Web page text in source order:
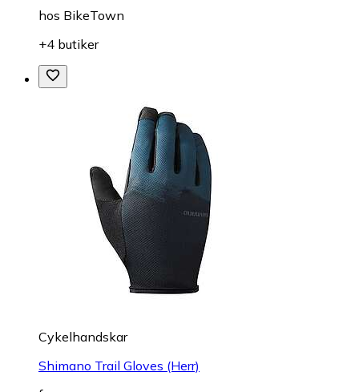
hos BikeTown
+4 butiker
Cykelhandskar
Shimano Trail Gloves (Herr)